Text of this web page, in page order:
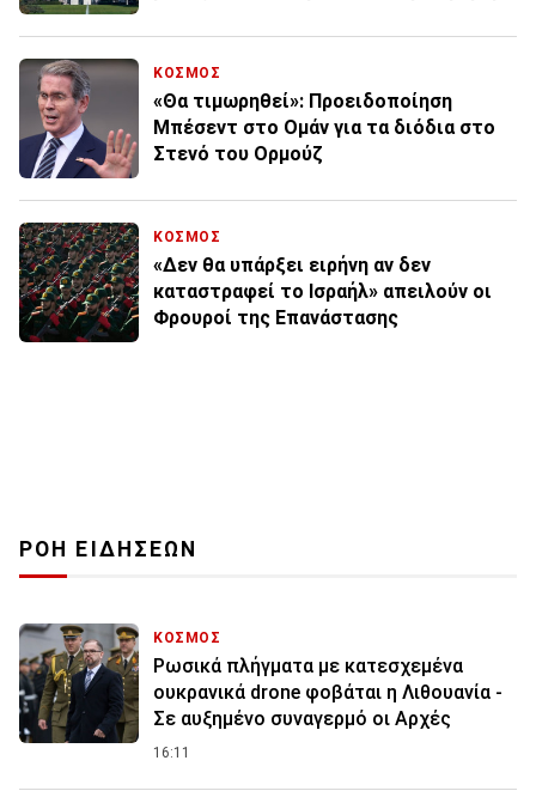
ΚΟΣΜΟΣ
«Θα τιμωρηθεί»: Προειδοποίηση ​​
Μπέσεντ στο Ομάν για τα διόδια στο
Στενό του Ορμούζ
ΚΟΣΜΟΣ
«Δεν θα υπάρξει ειρήνη αν δεν
καταστραφεί το Ισραήλ» απειλούν οι
Φρουροί της Επανάστασης
ΡΟΗ ΕΙΔΗΣΕΩΝ
ΚΟΣΜΟΣ
Ρωσικά πλήγματα με κατεσχεμένα
ουκρανικά drone φοβάται η Λιθουανία -
Σε αυξημένο συναγερμό οι Αρχές
16:11